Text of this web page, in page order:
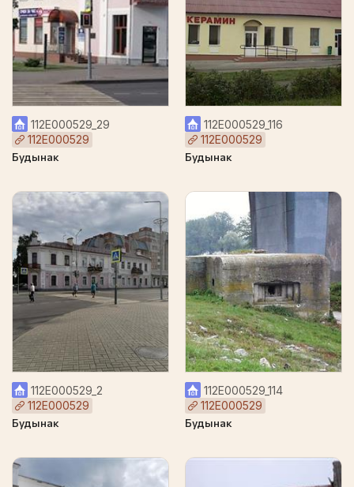
112Е000529_29
112Е000529
Будынак
112Е000529_2
112Е000529
Будынак
112Е000529_116
112Е000529
Будынак
112Е000529_114
112Е000529
Будынак